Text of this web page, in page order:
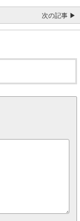
次の記事 ▶